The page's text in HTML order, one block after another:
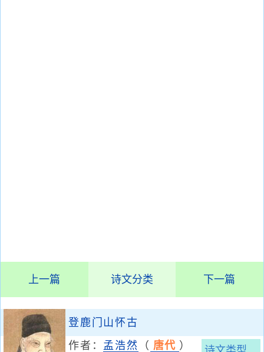
上一篇 诗文分类 下一篇
登鹿门山怀古
作者： 孟浩然 （ 唐代 ）